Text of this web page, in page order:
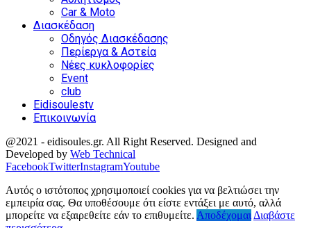
Car & Moto
Διασκέδαση
Οδηγός Διασκέδασης
Περίεργα & Αστεία
Νέες κυκλοφορίες
Event
club
Eidisoulestv
Επικοινωνία
@2021 - eidisoules.gr. All Right Reserved. Designed and
Developed by Web Technical
FacebookTwitterInstagramYoutube
Αυτός ο ιστότοπος χρησιμοποιεί cookies για να βελτιώσει την
εμπειρία σας. Θα υποθέσουμε ότι είστε εντάξει με αυτό, αλλά
μπορείτε να εξαιρεθείτε εάν το επιθυμείτε. Αποδέχομαι Διαβάστε